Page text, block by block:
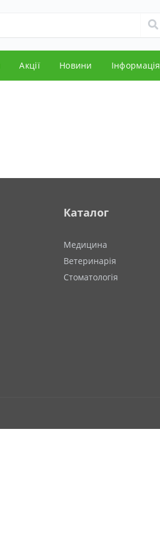
Акції Новини Інформація
Каталог
Медицина
Ветеринарія
Стоматологія